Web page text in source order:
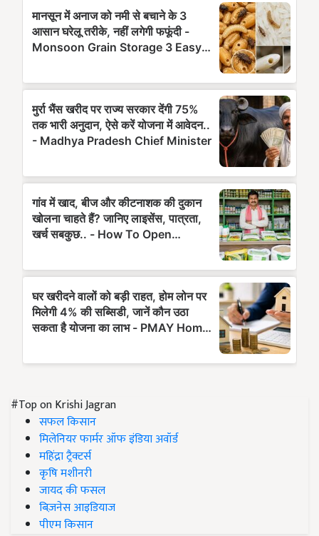
#Top on Krishi Jagran
सफल किसान
मिलेनियर फार्मर ऑफ इंडिया अवॉर्ड
महिंद्रा ट्रैक्टर्स
कृषि मशीनरी
जायद की फसल
बिज़नेस आइडियाज
पीएम किसान